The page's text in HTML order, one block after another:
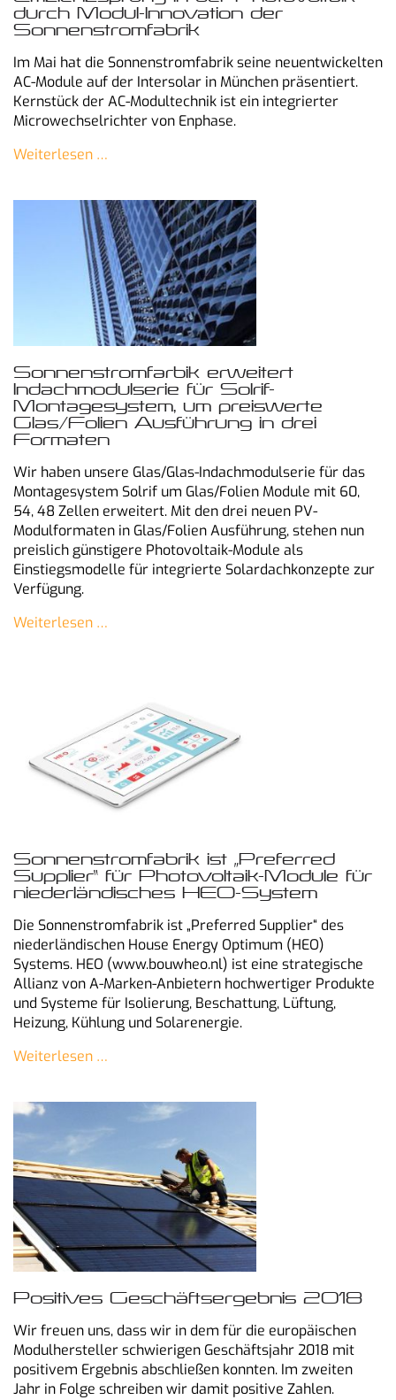
durch Modul-Innovation der
Sonnenstromfabrik
Im Mai hat die Sonnenstromfabrik seine neuentwickelten
AC-Module auf der Intersolar in München präsentiert.
Kernstück der AC-Modultechnik ist ein integrierter
Microwechselrichter von Enphase.
Weiterlesen …
Sonnenstromfarbik erweitert
Indachmodulserie für Solrif-
Montagesystem, um preiswerte
Glas/Folien Ausführung in drei
Formaten
Wir haben unsere Glas/Glas-Indachmodulserie für das
Montagesystem Solrif um Glas/Folien Module mit 60,
54, 48 Zellen erweitert. Mit den drei neuen PV-
Modulformaten in Glas/Folien Ausführung, stehen nun
preislich günstigere Photovoltaik-Module als
Einstiegsmodelle für integrierte Solardachkonzepte zur
Verfügung.
Weiterlesen …
Sonnenstromfabrik ist „Preferred
Supplier“ für Photovoltaik-Module für
niederländisches HEO-System
Die Sonnenstromfabrik ist „Preferred Supplier“ des
niederländischen House Energy Optimum (HEO)
Systems. HEO (www.bouwheo.nl) ist eine strategische
Allianz von A-Marken-Anbietern hochwertiger Produkte
und Systeme für Isolierung, Beschattung, Lüftung,
Heizung, Kühlung und Solarenergie.
Weiterlesen …
Positives Geschäftsergebnis 2018
Wir freuen uns, dass wir in dem für die europäischen
Modulhersteller schwierigen Geschäftsjahr 2018 mit
positivem Ergebnis abschließen konnten. Im zweiten
Jahr in Folge schreiben wir damit positive Zahlen.